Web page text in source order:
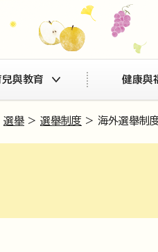
兒與教育 健康與
選舉 > 選舉制度 > 海外選舉制